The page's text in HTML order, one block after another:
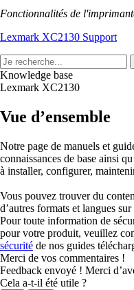
Fonctionnalités de
Lexmark XC2130 Support
Knowledge base
Lexmark XC2130
Vue d’ensemble
Notre page de manuels et
connaissances de base ainsi
à installer, configurer,
Vous pouvez trouver du
d’autres formats et langues
Pour toute information de
pour votre produit, veuillez
sécurité de nos guides
Merci de vos commentaires !
Feedback envoyé ! Merci
Cela a-t-il été utile ?